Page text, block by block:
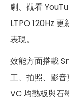
第二主相機
第二主相機鏡頭
第二主相機
第三主相機
劇、觀看
LTPO 120Hz
表現。
效能方面搭載
工、拍照、影
VC 均熱板與石